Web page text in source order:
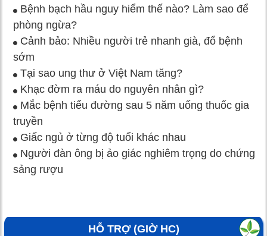
Bệnh bạch hầu nguy hiểm thế nào? Làm sao để
phòng ngừa?
Cảnh bảo: Nhiều người trẻ nhanh già, đổ bệnh
sớm
Tại sao ung thư ở Việt Nam tăng?
Khạc đờm ra máu do nguyên nhân gì?
Mắc bệnh tiểu đường sau 5 năm uống thuốc gia
truyền
Giấc ngủ ở từng độ tuổi khác nhau
Người đàn ông bị ảo giác nghiêm trọng do chứng
sảng rượu
HỖ TRỢ (GIỜ HC)